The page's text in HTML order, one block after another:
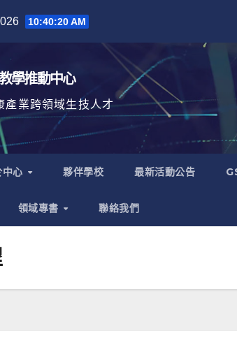
10:40:21 AM
學推動中心
產業跨領域生技人才
中心 夥伴學校 最新活動公告
領域專書 聯絡我們